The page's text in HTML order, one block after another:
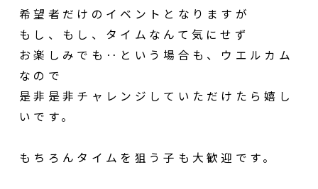
希望者だけのイベントとなりますが
もし、もし、タイムなんて気にせず
お楽しみでも‥という場合も、ウエルカム
なので
是非是非チャレンジしていただけたら嬉し
いです。
もちろんタイムを狙う子も大歓迎です。